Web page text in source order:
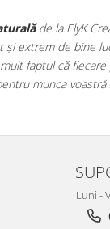
de la ElyK
și extrem de bine
faptul că
munca
Luni -